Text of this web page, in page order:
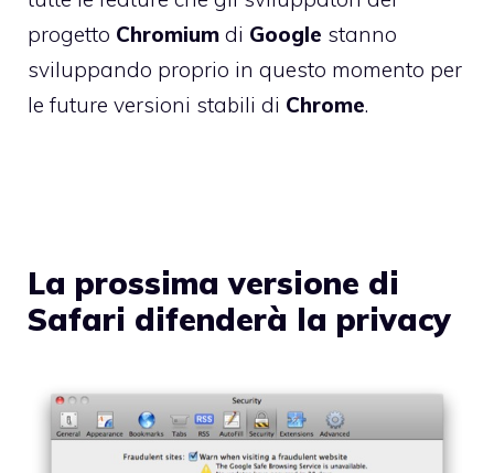
progetto Chromium di Google stanno
sviluppando proprio in questo momento per
le future versioni stabili di Chrome.
La prossima versione di
Safari difenderà la privacy